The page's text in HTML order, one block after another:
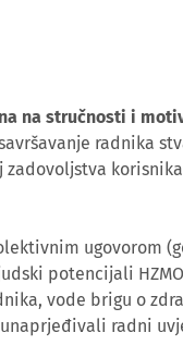
na stručnosti i
radnika
ugovorom
potencijali
vode brigu o
radni